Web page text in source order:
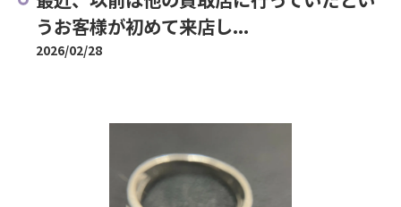
うお客様が初めて来店し...
2026/02/28